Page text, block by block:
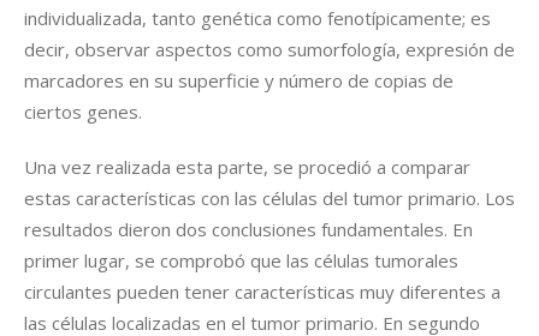
individualizada, tanto genética como fenotípicamente; es
decir, observar aspectos como sumorfología, expresión de
marcadores en su superficie y número de copias de
ciertos genes.
Una vez realizada esta parte, se procedió a comparar
estas características con las células del tumor primario. Los
resultados dieron dos conclusiones fundamentales. En
primer lugar, se comprobó que las células tumorales
circulantes pueden tener características muy diferentes a
las células localizadas en el tumor primario. En segundo